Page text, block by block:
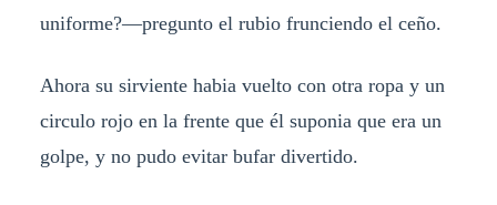
uniforme?—pregunto el rubio frunciendo el ceño.
Ahora su sirviente habia vuelto con otra ropa y un
circulo rojo en la frente que él suponia que era un
golpe, y no pudo evitar bufar divertido.